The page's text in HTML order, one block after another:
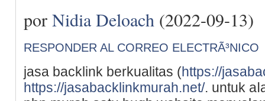
por Nidia Deloach (2022-09-13)
RESPONDER AL CORREO ELECTRÃ³NICO
jasa backlink berkualitas (https://
https://jasabacklinkmurah.net/. untuk